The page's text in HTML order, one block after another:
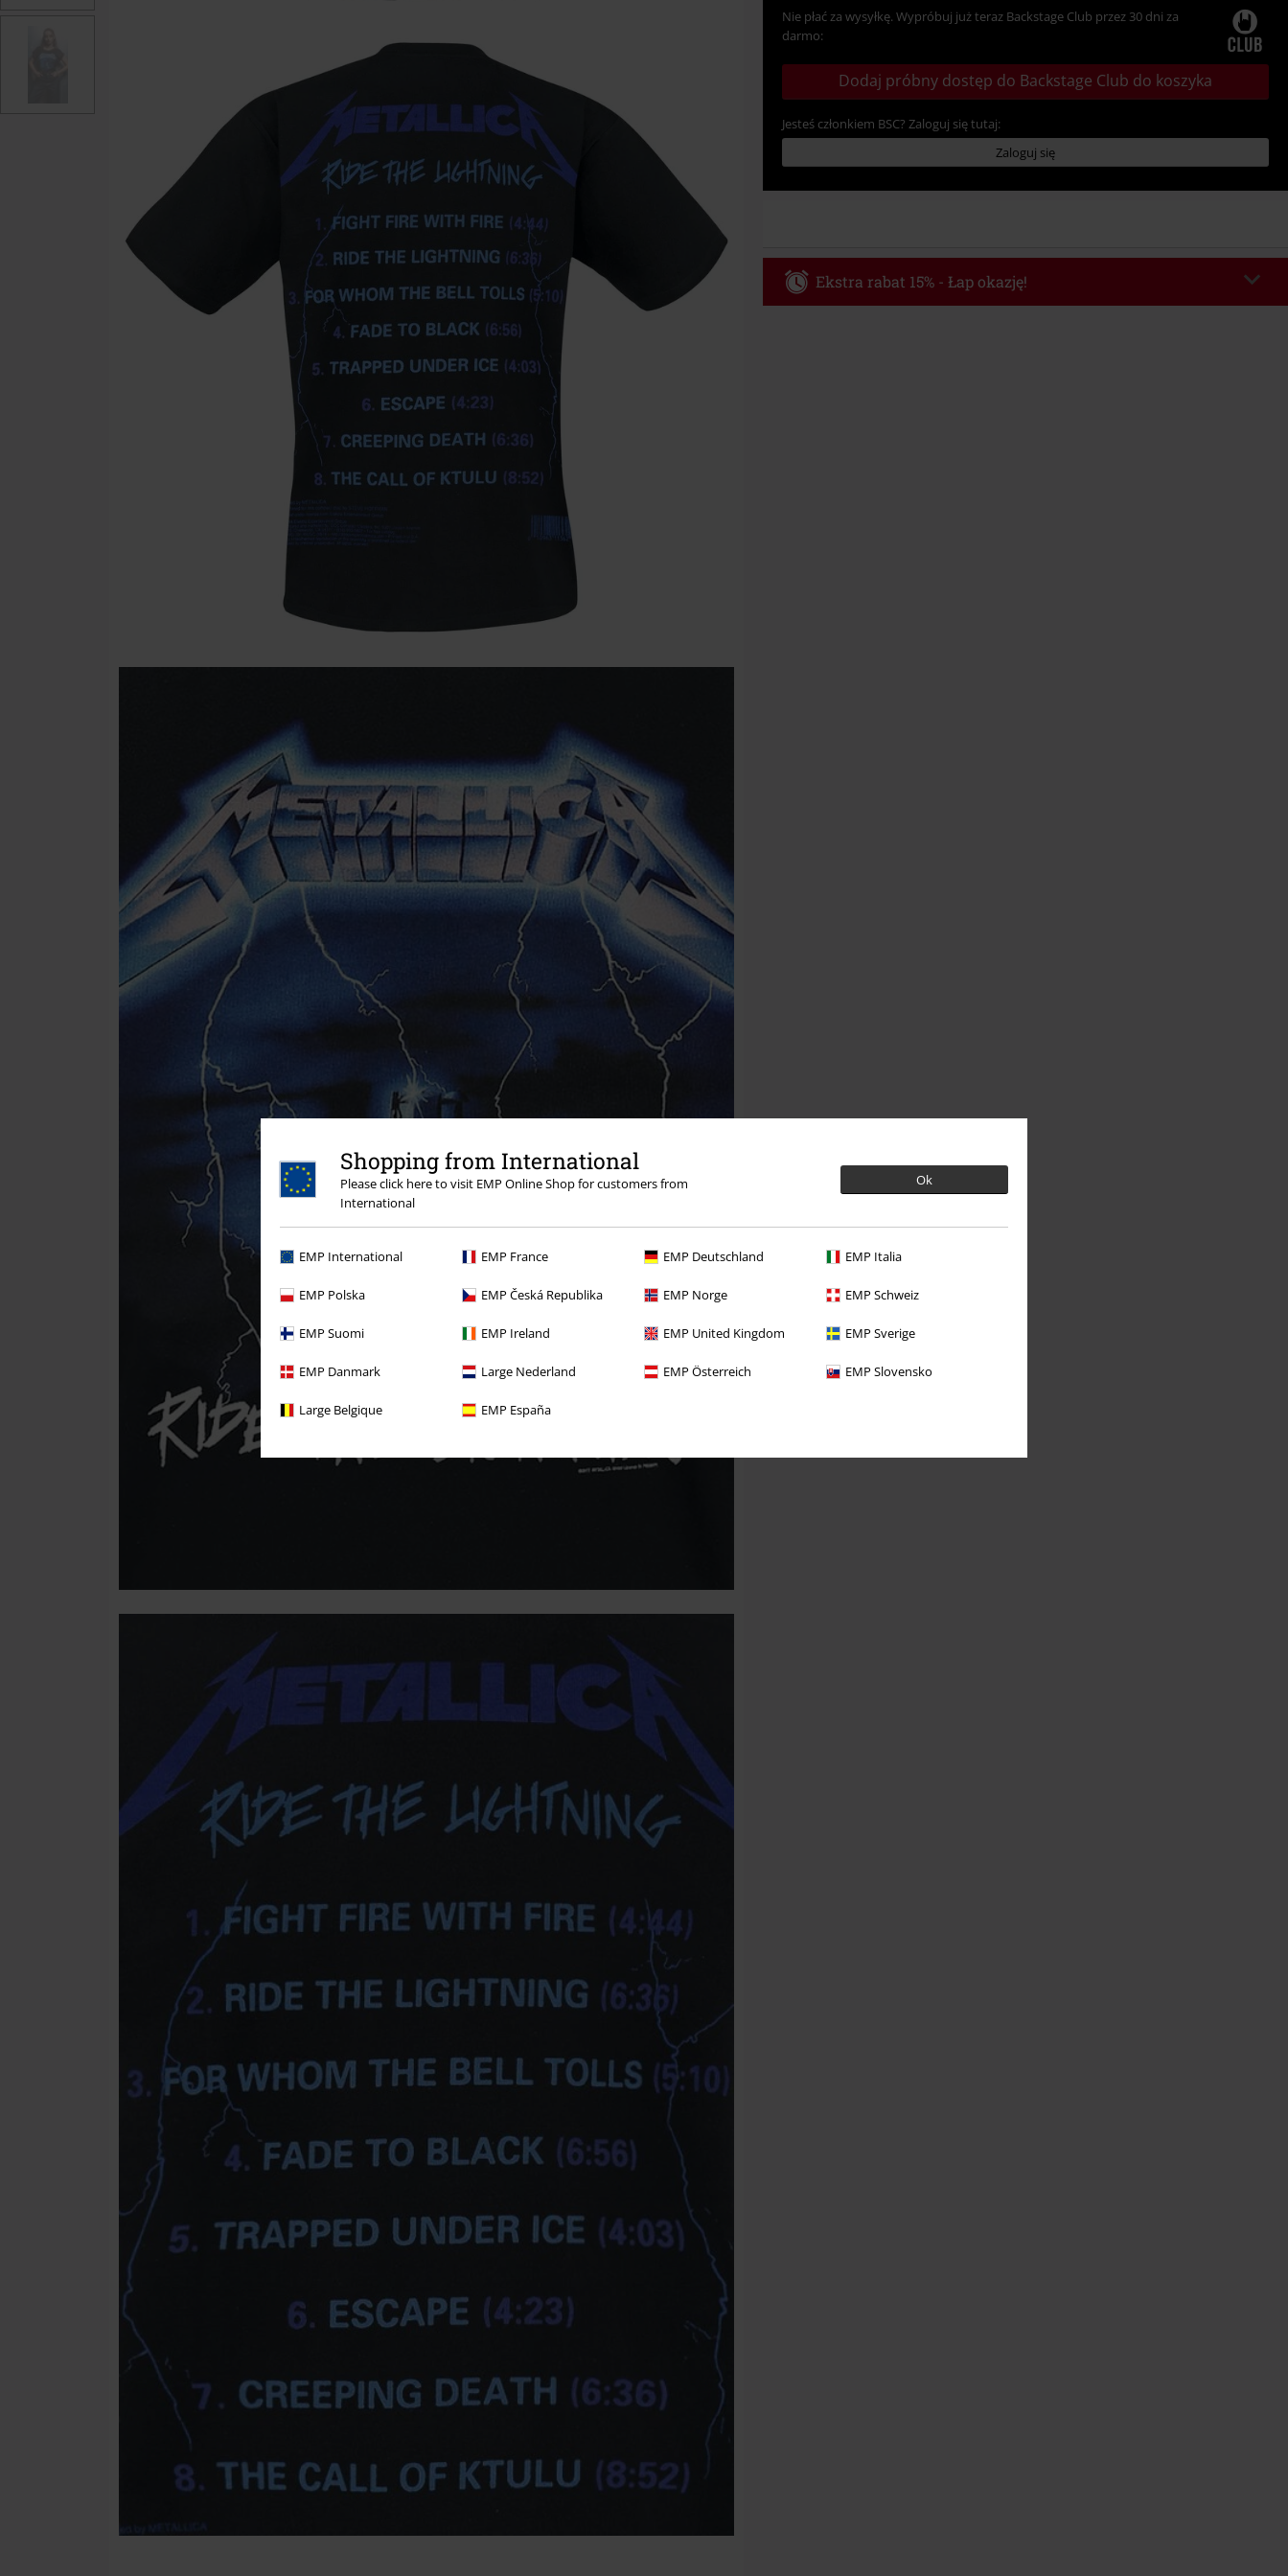
Shopping from International
Please click here to visit EMP Online Shop for customers from
International
Ok
EMP International EMP France EMP Deutschland EMP Italia
EMP Polska EMP Česká Republika EMP Norge EMP Schweiz
EMP Suomi EMP Ireland EMP United Kingdom EMP Sverige
EMP Danmark Large Nederland EMP Österreich EMP Slovensko
Large Belgique EMP España
Nie płać za wysyłkę. Wypróbuj już teraz Backstage Club przez 30 dni za
darmo:
Dodaj próbny dostęp do Backstage Club do koszyka
Jesteś członkiem BSC? Zaloguj się tutaj:
Zaloguj się
Ekstra rabat 15% - Łap okazję!